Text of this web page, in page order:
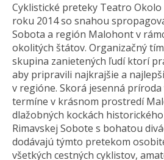
Cyklistické preteky Teatro
roku 2014 so snahou
Sobota a región Malohont v
okolitých štátov. Organizačný
skupina zanietených ľudí ktorí
aby pripravili najkrajšie a
v regióne. Skorá jesenná
termíne v krásnom prostredí
dlažobných kockách
Rimavskej Sobote s bohatou
dodávajú týmto pretekom
všetkých cestných cyklistov,